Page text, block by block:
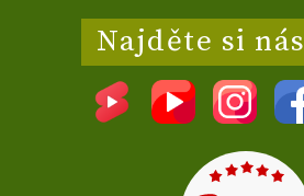
Najděte si nás